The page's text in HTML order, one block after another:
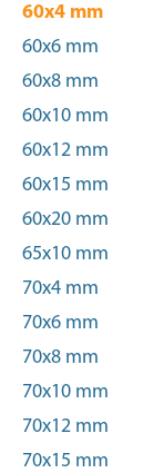
60x4 mm
60x6 mm
60x8 mm
60x10 mm
60x12 mm
60x15 mm
60x20 mm
65x10 mm
70x4 mm
70x6 mm
70x8 mm
70x10 mm
70x12 mm
70x15 mm